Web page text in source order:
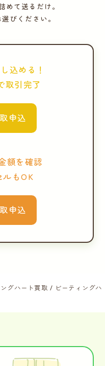
めて送るだけ。
びください。
込める！
取引完了
申込
額を確認
ルもOK
申込
グハート買取
ビーティングハ